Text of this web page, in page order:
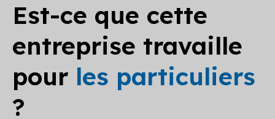
Est-ce que cette
entreprise travaille
pour les particuliers
?